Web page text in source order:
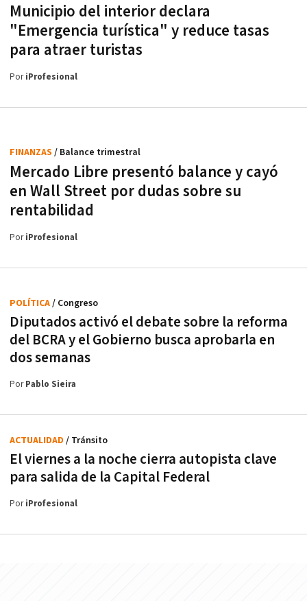
Municipio del interior declara
"Emergencia turística" y reduce tasas
para atraer turistas
PoriProfesional
Mercado Libre presentó balance y cayó
en Wall Street por dudas sobre su
rentabilidad
FINANZAS / Balance trimestral
PoriProfesional
Diputados activó el debate sobre la reforma
del BCRA y el Gobierno busca aprobarla en
dos semanas
POLÍTICA/ Congreso
PorPablo Sieira
El viernes a la noche cierra autopista clave
para salida de la Capital Federal
ACTUALIDAD / Tránsito
PoriProfesional